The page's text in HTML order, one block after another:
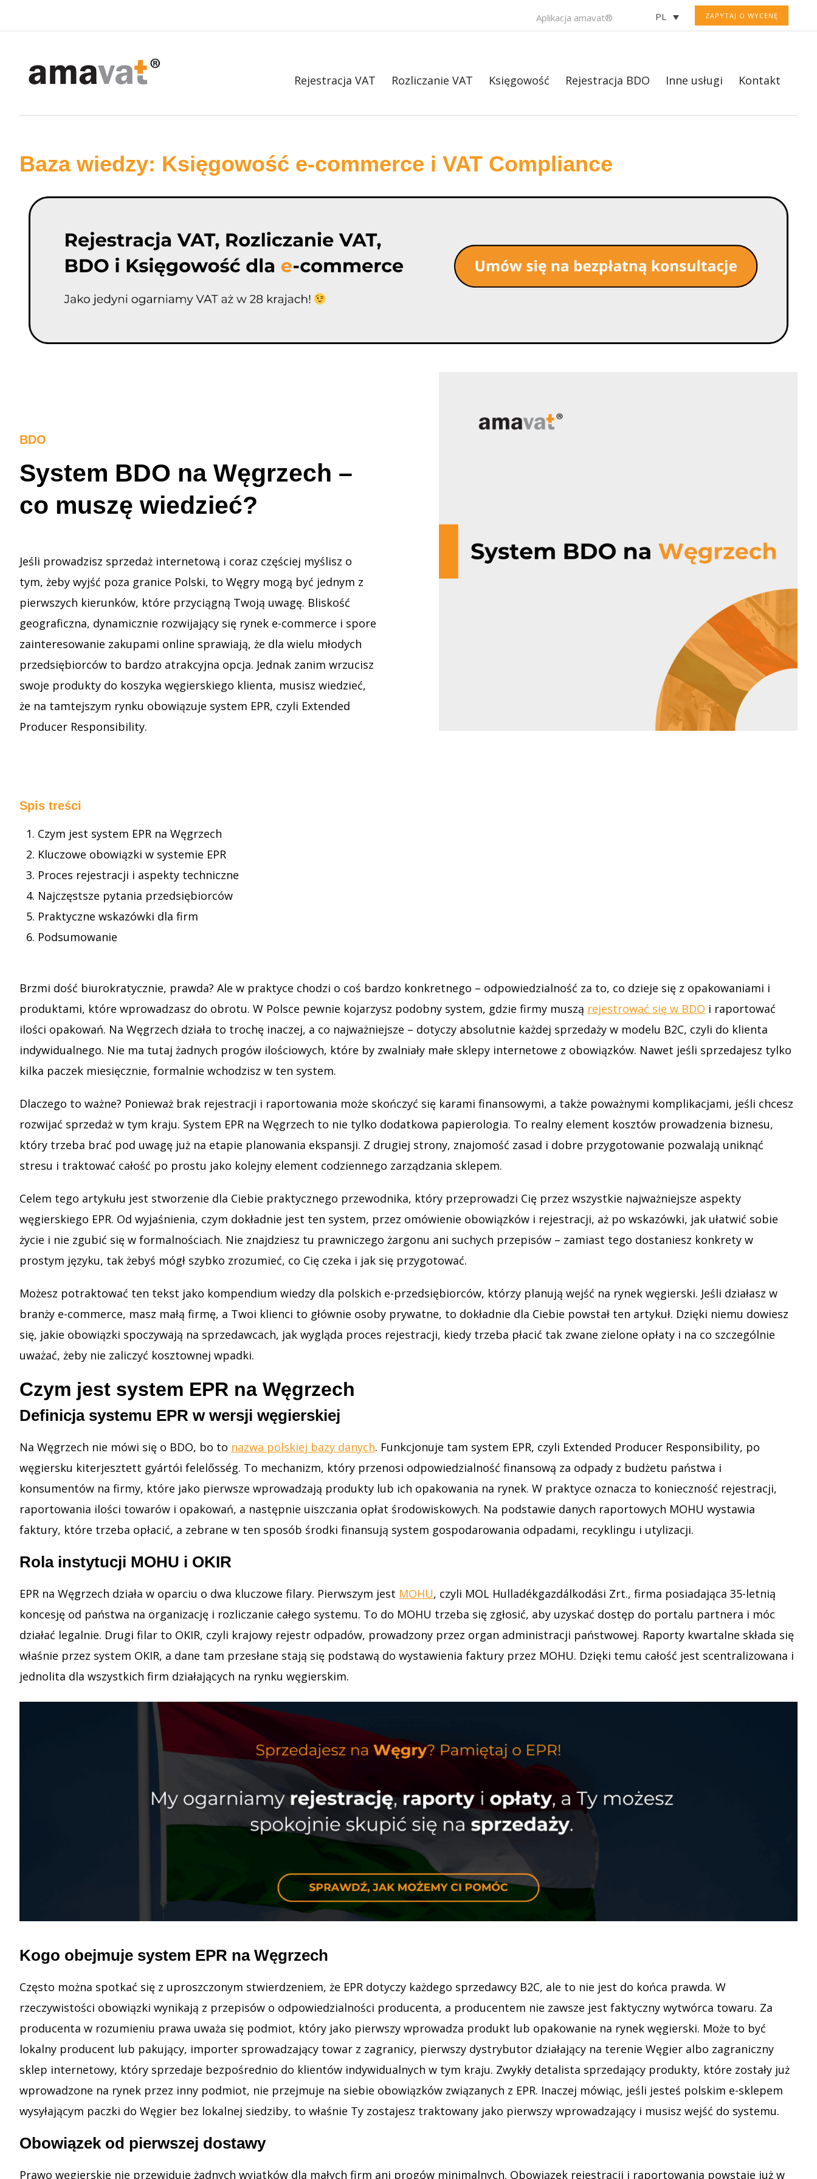
ZAPYTAJ O WYCENĘ
PL
Aplikacja amavat®
Rejestracja VAT Rozliczanie VAT Księgowość Rejestracja BDO Inne usługi Kontakt
Baza wiedzy: Księgowość e-commerce i VAT Compliance
BDO
System BDO na Węgrzech –
co muszę wiedzieć?
Jeśli prowadzisz sprzedaż internetową i coraz częściej myślisz o
tym, żeby wyjść poza granice Polski, to Węgry mogą być jednym z
pierwszych kierunków, które przyciągną Twoją uwagę. Bliskość
geograficzna, dynamicznie rozwijający się rynek e-commerce i spore
zainteresowanie zakupami online sprawiają, że dla wielu młodych
przedsiębiorców to bardzo atrakcyjna opcja. Jednak zanim wrzucisz
swoje produkty do koszyka węgierskiego klienta, musisz wiedzieć,
że na tamtejszym rynku obowiązuje system EPR, czyli Extended
Producer Responsibility.
Spis treści
Czym jest system EPR na Węgrzech
Kluczowe obowiązki w systemie EPR
Proces rejestracji i aspekty techniczne
Najczęstsze pytania przedsiębiorców
Praktyczne wskazówki dla firm
Podsumowanie
Brzmi dość biurokratycznie, prawda? Ale w praktyce chodzi o coś bardzo konkretnego – odpowiedzialność za to, co dzieje się z opakowaniami i
produktami, które wprowadzasz do obrotu. W Polsce pewnie kojarzysz podobny system, gdzie firmy muszą rejestrować się w BDO i raportować
ilości opakowań. Na Węgrzech działa to trochę inaczej, a co najważniejsze – dotyczy absolutnie każdej sprzedaży w modelu B2C, czyli do klienta
indywidualnego. Nie ma tutaj żadnych progów ilościowych, które by zwalniały małe sklepy internetowe z obowiązków. Nawet jeśli sprzedajesz tylko
kilka paczek miesięcznie, formalnie wchodzisz w ten system.
Dlaczego to ważne? Ponieważ brak rejestracji i raportowania może skończyć się karami finansowymi, a także poważnymi komplikacjami, jeśli chcesz
rozwijać sprzedaż w tym kraju. System EPR na Węgrzech to nie tylko dodatkowa papierologia. To realny element kosztów prowadzenia biznesu,
który trzeba brać pod uwagę już na etapie planowania ekspansji. Z drugiej strony, znajomość zasad i dobre przygotowanie pozwalają uniknąć
stresu i traktować całość po prostu jako kolejny element codziennego zarządzania sklepem.
Celem tego artykułu jest stworzenie dla Ciebie praktycznego przewodnika, który przeprowadzi Cię przez wszystkie najważniejsze aspekty
węgierskiego EPR. Od wyjaśnienia, czym dokładnie jest ten system, przez omówienie obowiązków i rejestracji, aż po wskazówki, jak ułatwić sobie
życie i nie zgubić się w formalnościach. Nie znajdziesz tu prawniczego żargonu ani suchych przepisów – zamiast tego dostaniesz konkrety w
prostym języku, tak żebyś mógł szybko zrozumieć, co Cię czeka i jak się przygotować.
Możesz potraktować ten tekst jako kompendium wiedzy dla polskich e-przedsiębiorców, którzy planują wejść na rynek węgierski. Jeśli działasz w
branży e-commerce, masz małą firmę, a Twoi klienci to głównie osoby prywatne, to dokładnie dla Ciebie powstał ten artykuł. Dzięki niemu dowiesz
się, jakie obowiązki spoczywają na sprzedawcach, jak wygląda proces rejestracji, kiedy trzeba płacić tak zwane zielone opłaty i na co szczególnie
uważać, żeby nie zaliczyć kosztownej wpadki.
Czym jest system EPR na Węgrzech
Definicja systemu EPR w wersji węgierskiej
Na Węgrzech nie mówi się o BDO, bo to nazwa polskiej bazy danych. Funkcjonuje tam system EPR, czyli Extended Producer Responsibility, po
węgiersku kiterjesztett gyártói felelősség. To mechanizm, który przenosi odpowiedzialność finansową za odpady z budżetu państwa i
konsumentów na firmy, które jako pierwsze wprowadzają produkty lub ich opakowania na rynek. W praktyce oznacza to konieczność rejestracji,
raportowania ilości towarów i opakowań, a następnie uiszczania opłat środowiskowych. Na podstawie danych raportowych MOHU wystawia
faktury, które trzeba opłacić, a zebrane w ten sposób środki finansują system gospodarowania odpadami, recyklingu i utylizacji.
Rola instytucji MOHU i OKIR
EPR na Węgrzech działa w oparciu o dwa kluczowe filary. Pierwszym jest MOHU, czyli MOL Hulladékgazdálkodási Zrt., firma posiadająca 35-letnią
koncesję od państwa na organizację i rozliczanie całego systemu. To do MOHU trzeba się zgłosić, aby uzyskać dostęp do portalu partnera i móc
działać legalnie. Drugi filar to OKIR, czyli krajowy rejestr odpadów, prowadzony przez organ administracji państwowej. Raporty kwartalne składa się
właśnie przez system OKIR, a dane tam przesłane stają się podstawą do wystawienia faktury przez MOHU. Dzięki temu całość jest scentralizowana i
jednolita dla wszystkich firm działających na rynku węgierskim.
Kogo obejmuje system EPR na Węgrzech
Często można spotkać się z uproszczonym stwierdzeniem, że EPR dotyczy każdego sprzedawcy B2C, ale to nie jest do końca prawda. W
rzeczywistości obowiązki wynikają z przepisów o odpowiedzialności producenta, a producentem nie zawsze jest faktyczny wytwórca towaru. Za
producenta w rozumieniu prawa uważa się podmiot, który jako pierwszy wprowadza produkt lub opakowanie na rynek węgierski. Może to być
lokalny producent lub pakujący, importer sprowadzający towar z zagranicy, pierwszy dystrybutor działający na terenie Węgier albo zagraniczny
sklep internetowy, który sprzedaje bezpośrednio do klientów indywidualnych w tym kraju. Zwykły detalista sprzedający produkty, które zostały już
wprowadzone na rynek przez inny podmiot, nie przejmuje na siebie obowiązków związanych z EPR. Inaczej mówiąc, jeśli jesteś polskim e-sklepem
wysyłającym paczki do Węgier bez lokalnej siedziby, to właśnie Ty zostajesz traktowany jako pierwszy wprowadzający i musisz wejść do systemu.
Obowiązek od pierwszej dostawy
Prawo węgierskie nie przewiduje żadnych wyjątków dla małych firm ani progów minimalnych. Obowiązek rejestracji i raportowania powstaje już w